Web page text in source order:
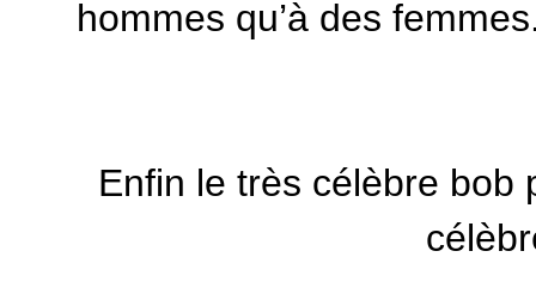
hommes qu’à des
Enfin le très célèbre bob